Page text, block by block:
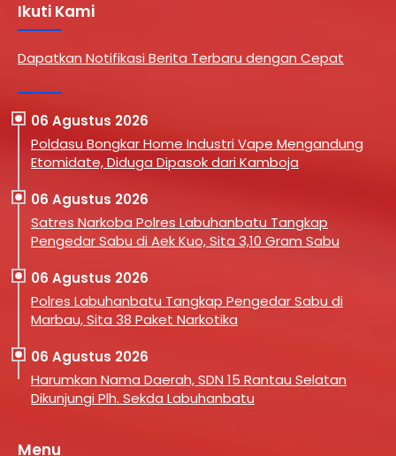
Ikuti Kami
Dapatkan Notifikasi Berita Terbaru dengan Cepat
06 Agustus 2026
Poldasu Bongkar Home Industri Vape Mengandung
Etomidate, Diduga Dipasok dari Kamboja
06 Agustus 2026
Satres Narkoba Polres Labuhanbatu Tangkap
Pengedar Sabu di Aek Kuo, Sita 3,10 Gram Sabu
06 Agustus 2026
Polres Labuhanbatu Tangkap Pengedar Sabu di
Marbau, Sita 38 Paket Narkotika
06 Agustus 2026
Harumkan Nama Daerah, SDN 15 Rantau Selatan
Dikunjungi Plh. Sekda Labuhanbatu
Menu